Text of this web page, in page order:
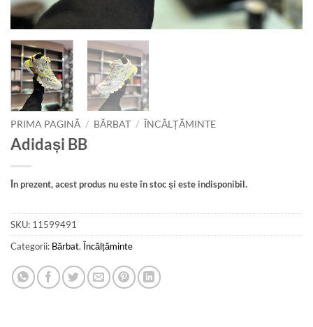
PRIMA PAGINĂ / BĂRBAT / ÎNCĂLȚĂMINTE
Adidași BB
În prezent, acest produs nu este în stoc și este indisponibil.
SKU: 11599491
Categorii: Bărbat, Încălțăminte